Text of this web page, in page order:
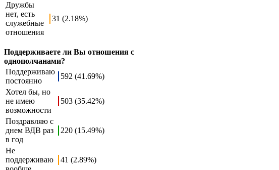
Дружбы
нет, есть
служебные
отношения
31 (2.18%)
Поддерживаете ли Вы отношения с
однополчанами?
Поддерживаю
постоянно
592 (41.69%)
Хотел бы, но
не имею
возможности
503 (35.42%)
Поздравляю с
днем ВДВ раз
в год
220 (15.49%)
Не
поддерживаю
41 (2.89%)